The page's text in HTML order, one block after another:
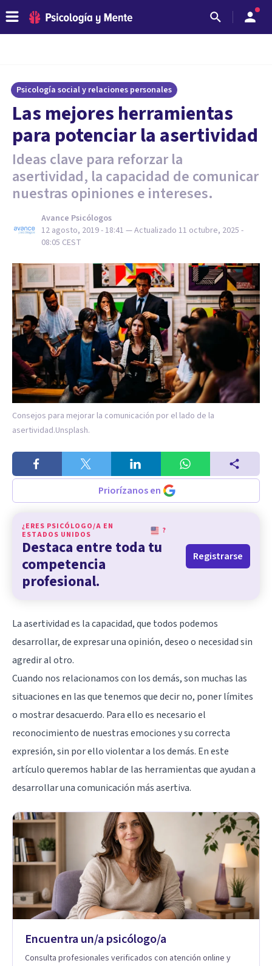
Psicología social y relaciones personales
Las mejores herramientas
para potenciar la asertividad
Ideas clave para reforzar la
asertividad, la capacidad de comunicar
nuestras opiniones e intereses.
Avance Psicólogos
12 agosto, 2019 - 18:41 — Actualizado 11 octubre, 2025 -
08:05 CEST
Consejos para mejorar la comunicación por el lado de la
asertividad.Unsplash.
Priorízanos en
¿ERES PSICÓLOGO/A EN
ESTADOS UNIDOS
?
Destaca entre toda tu
competencia
profesional.
Registrarse
La asertividad es la capacidad, que todos podemos
desarrollar, de expresar una opinión, deseo o necesidad sin
agredir al otro.
Cuando nos relacionamos con los demás, son muchas las
situaciones en las que tenemos que decir no, poner límites
o mostrar desacuerdo. Para ello es necesario el
reconocimiento de nuestras emociones y su correcta
expresión, sin por ello violentar a los demás. En este
artículo queremos hablar de las herramientas que ayudan a
desarrollar una comunicación más asertiva.
Encuentra un/a psicólogo/a
Consulta profesionales verificados con atención online y